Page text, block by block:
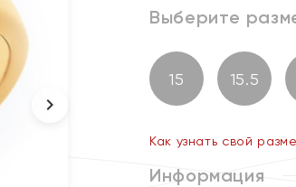
Выберите
15 15.5
Как узнать свой
Информация